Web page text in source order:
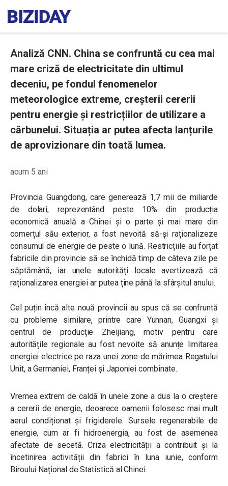
Analiză CNN. China se confruntă cu cea mai
mare criză de electricitate din ultimul
deceniu, pe fondul fenomenelor
meteorologice extreme, creșterii cererii
pentru energie și restricțiilor de utilizare a
cărbunelui. Situația ar putea afecta lanțurile
de aprovizionare din toată lumea.
acum 5 ani
Provincia Guangdong, care generează 1,7 mii de miliarde
de dolari, reprezentând peste 10% din producția
economică anuală a Chinei și o parte și mai mare din
comerțul său exterior, a fost nevoită să-și raționalizeze
consumul de energie de peste o lună. Restricțiile au forțat
fabricile din provincie să se închidă timp de câteva zile pe
săptămână, iar unele autorități locale avertizează că
raționalizarea energiei ar putea ține până la sfârșitul anului.
Cel puțin încă alte nouă provincii au spus că se confruntă
cu probleme similare, printre care Yunnan, Guangxi și
centrul de producție Zheijiang, motiv pentru care
autoritățile regionale au fost nevoite să anunțe limitarea
energiei electrice pe raza unei zone de mărimea Regatului
Unit, a Germaniei, Franței și Japoniei combinate.
Vremea extrem de caldă în unele zone a dus la o creștere
a cererii de energie, deoarece oamenii folosesc mai mult
aerul condiționat și frigiderele. Sursele regenerabile de
energie, cum ar fi hidroenergia, au fost de asemenea
afectate de secetă. Criza electricității a contribuit și la
încetinirea activității din fabrici în luna iunie, conform
Biroului Național de Statistică al Chinei.